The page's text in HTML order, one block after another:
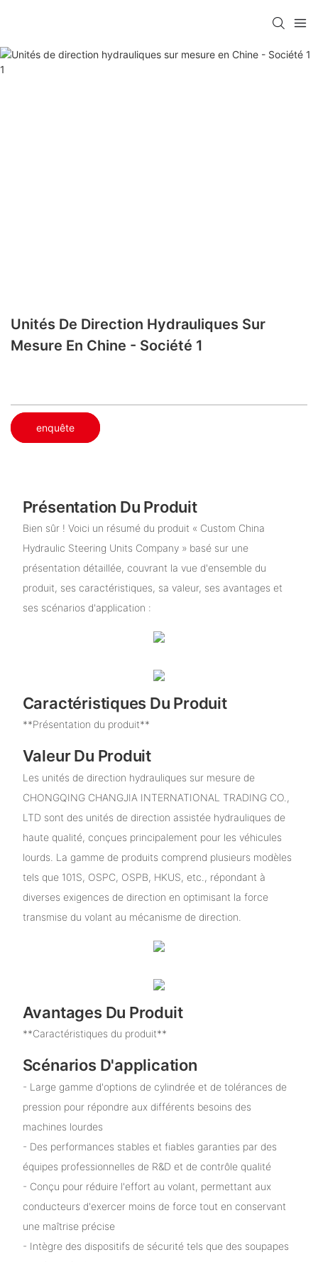
Unités De Direction Hydrauliques Sur
Mesure En Chine - Société 1
enquête
Présentation Du Produit
Bien sûr ! Voici un résumé du produit « Custom China
Hydraulic Steering Units Company » basé sur une
présentation détaillée, couvrant la vue d'ensemble du
produit, ses caractéristiques, sa valeur, ses avantages et
ses scénarios d'application :
Caractéristiques Du Produit
**Présentation du produit**
Valeur Du Produit
Les unités de direction hydrauliques sur mesure de
CHONGQING CHANGJIA INTERNATIONAL TRADING CO.,
LTD sont des unités de direction assistée hydrauliques de
haute qualité, conçues principalement pour les véhicules
lourds. La gamme de produits comprend plusieurs modèles
tels que 101S, OSPC, OSPB, HKUS, etc., répondant à
diverses exigences de direction en optimisant la force
transmise du volant au mécanisme de direction.
Avantages Du Produit
**Caractéristiques du produit**
Scénarios D'application
- Large gamme d'options de cylindrée et de tolérances de
pression pour répondre aux différents besoins des
machines lourdes
- Des performances stables et fiables garanties par des
équipes professionnelles de R&D et de contrôle qualité
- Conçu pour réduire l'effort au volant, permettant aux
conducteurs d'exercer moins de force tout en conservant
une maîtrise précise
- Intègre des dispositifs de sécurité tels que des soupapes